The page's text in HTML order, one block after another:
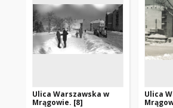
Ulica Warszawska w
Mrągowie. [8]
Ulica